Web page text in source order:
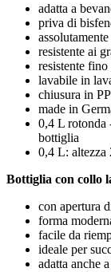
adatta a
priva di
resistente ai
resistente
lavabile in
chiusura in
made in
0,4 L rotonda
bottiglia
0,4 L:
Bottiglia con collo
con apertura
forma
facile da
ideale per
adatta anche